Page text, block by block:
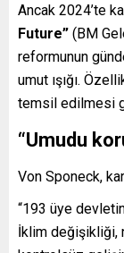
Ancak 2024’te
Future” (BM
reformunun
umut ışığı.
temsil edilmesi
“Umudu
Von Sponeck,
“193 üye
İklim değişikliği,